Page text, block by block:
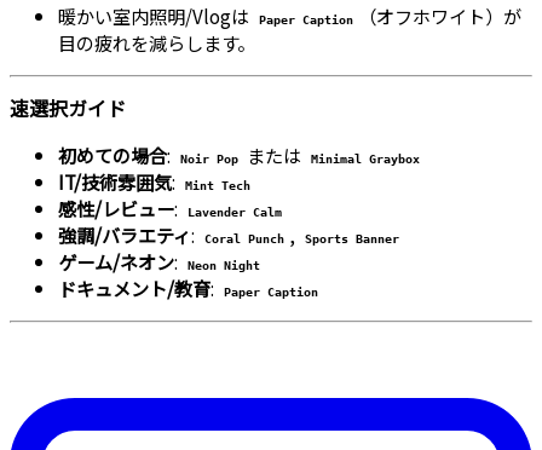
暖かい室内照明/Vlogは
Paper Caption
（オフホワイト）が
目の疲れを減らします。
速選択ガイド
初めての場合: Noir Pop または Minimal Graybox
IT/技術雰囲気: Mint Tech
感性/レビュー: Lavender Calm
強調/バラエティ: Coral Punch , Sports Banner
ゲーム/ネオン: Neon Night
ドキュメント/教育: Paper Caption